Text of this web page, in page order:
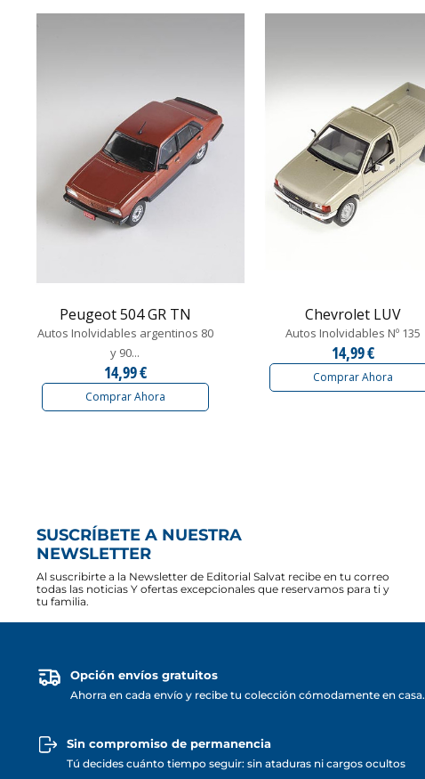
Peugeot 504 GR TN
Autos Inolvidables argentinos 80
y 90...
14,99 €
Comprar Ahora
Chevrolet LUV
Autos Inolvidables Nº 135
14,99 €
Comprar Ahora
SUSCRÍBETE A NUESTRA
NEWSLETTER
Al suscribirte a la Newsletter de Editorial Salvat recibe en tu correo
todas las noticias Y ofertas excepcionales que reservamos para ti y
tu familia.
Opción envíos gratuitos
Ahorra en cada envío y recibe tu colección cómodamente en casa.
Sin compromiso de permanencia
Tú decides cuánto tiempo seguir: sin ataduras ni cargos ocultos